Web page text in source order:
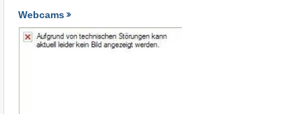
Webcams